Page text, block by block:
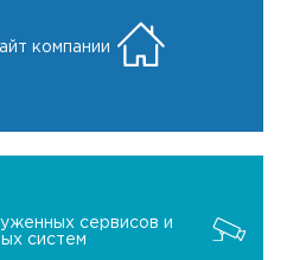
компании
сервисов и
систем